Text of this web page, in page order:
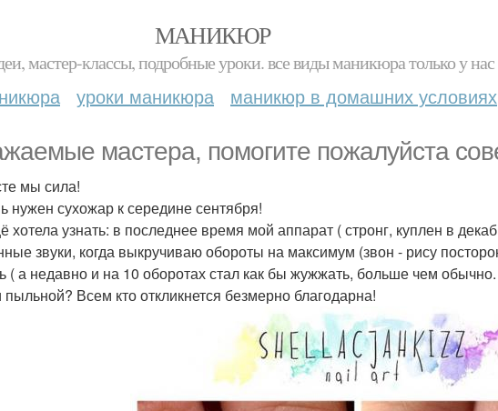
МАНИКЮР
мастер-классы, подробные уроки. все виды маникюра только у нас
уроки маникюра маникюр в домашних условиях
мастера, помогите пожалуйста
мы сила!
нужен сухожар к середине сентября!
хотела узнать: в последнее время мой аппарат ( стронг, куплен в
звуки, когда выкручиваю обороты на максимум (звон - рису
( а недавно и на 10 оборотах стал как бы жужжать, больше чем
Всем кто откликнется безмерно благодарна!